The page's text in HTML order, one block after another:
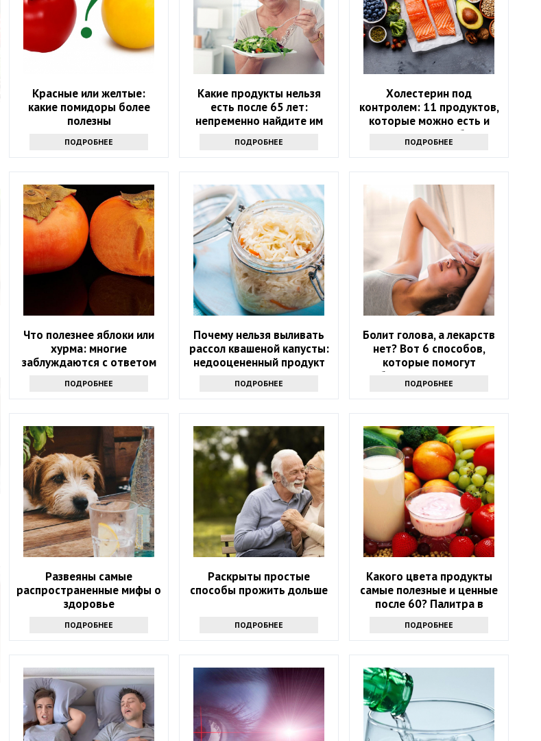
Красные или желтые:
какие помидоры более
полезны
ПОДРОБНЕЕ
Какие продукты нельзя
есть после 65 лет:
непременно найдите им
ПОДРОБНЕЕ
Холестерин под
контролем: 11 продуктов,
которые можно есть и
которых стоит избегать
ПОДРОБНЕЕ
Что полезнее яблоки или
хурма: многие
заблуждаются с ответом
ПОДРОБНЕЕ
Почему нельзя выливать
рассол квашеной капусты:
недооцененный продукт
ПОДРОБНЕЕ
Болит голова, а лекарств
нет? Вот 6 способов,
которые помогут
избавиться от напасти
ПОДРОБНЕЕ
Развеяны самые
распространенные мифы о
здоровье
ПОДРОБНЕЕ
Раскрыты простые
способы прожить дольше
ПОДРОБНЕЕ
Какого цвета продукты
самые полезные и ценные
после 60? Палитра в
ПОДРОБНЕЕ